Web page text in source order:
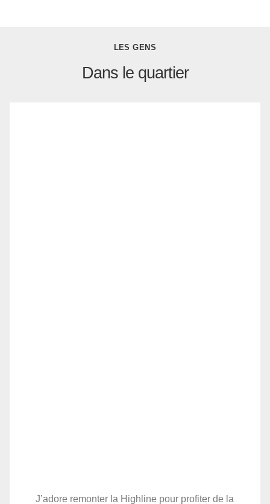
LES GENS
Dans le quartier
J’adore remonter la Highline pour profiter de la